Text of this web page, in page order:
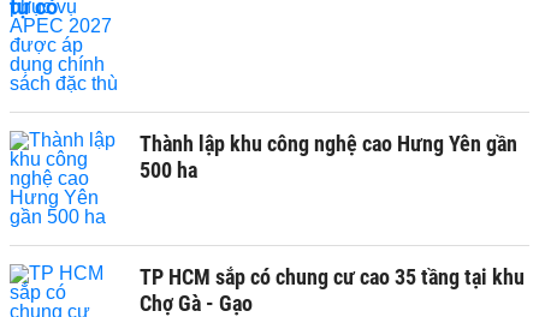
Thành lập khu công nghệ cao Hưng Yên gần
500 ha
TP HCM sắp có chung cư cao 35 tầng tại khu
Chợ Gà - Gạo